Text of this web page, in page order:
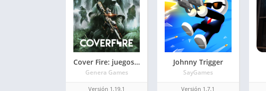
Cover Fire: juegos de disparos gratis
Genera Games
Versión 1.19.1
Johnny Trigger
SayGames
Versión 1.7.1